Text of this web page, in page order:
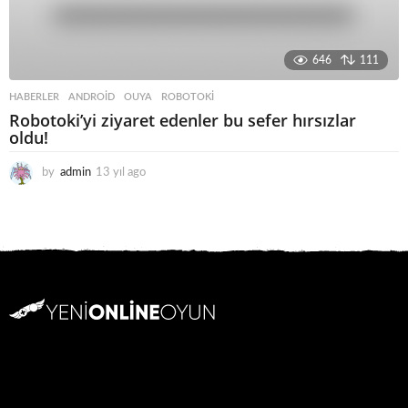
646 111
HABERLER ANDROID ,OUYA ,ROBOTOKI
Robotoki’yi ziyaret edenler bu sefer hırsızlar
oldu!
by admin 13 yıl ago